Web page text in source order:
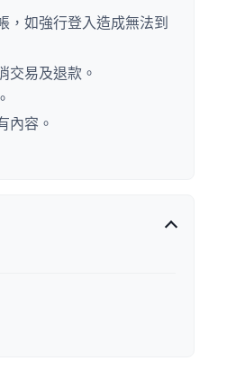
，如強行登入造成無法到
交易及退款。
內容。